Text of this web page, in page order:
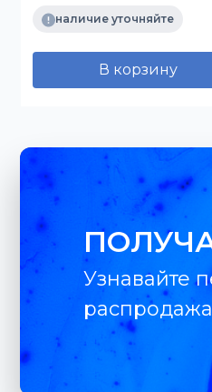
наличие уточняйте
В корзину
Узнавайте